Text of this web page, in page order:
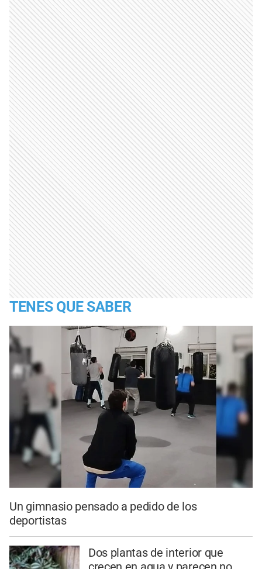
TENES QUE SABER
Un gimnasio pensado a pedido de los
deportistas
Dos plantas de interior que